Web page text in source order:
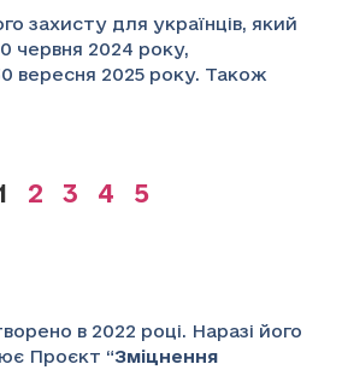
захисту для українців, який
червня 2024 року,
вересня 2025 року. Також
2 3 4 5
в 2022 році. Наразі його
Проєкт “Зміцнення